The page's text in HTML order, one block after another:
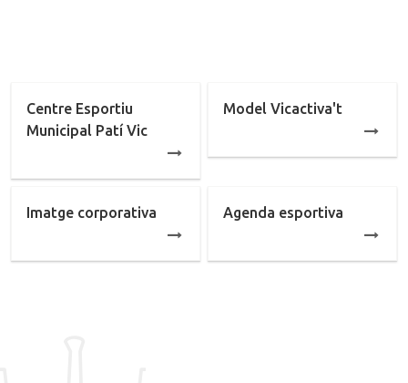
e
Centre Esportiu
Municipal Patí Vic
Model Vicactiva't
Imatge corporativa Agenda esportiva